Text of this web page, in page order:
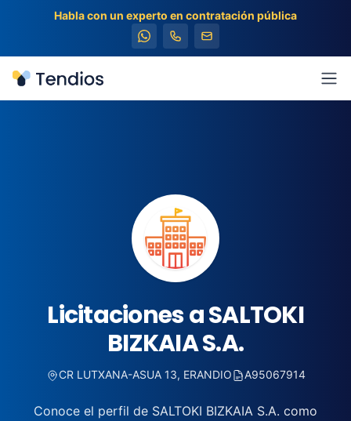
Habla con un experto en contratación pública
Tendios
Licitaciones a SALTOKI
BIZKAIA S.A.
CR LUTXANA-ASUA 13, ERANDIO A95067914
Conoce el perfil de SALTOKI BIZKAIA S.A. como